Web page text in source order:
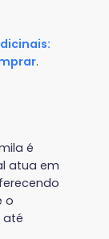
.
é
atua em
o
até